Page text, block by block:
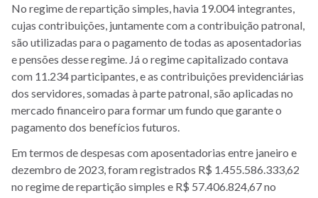
No regime de repartição simples, havia 19.004 integrantes,
cujas contribuições, juntamente com a contribuição patronal,
são utilizadas para o pagamento de todas as aposentadorias
e pensões desse regime. Já o regime capitalizado contava
com 11.234 participantes, e as contribuições previdenciárias
dos servidores, somadas à parte patronal, são aplicadas no
mercado financeiro para formar um fundo que garante o
pagamento dos benefícios futuros.
Em termos de despesas com aposentadorias entre janeiro e
dezembro de 2023, foram registrados R$ 1.455.586.333,62
no regime de repartição simples e R$ 57.406.824,67 no